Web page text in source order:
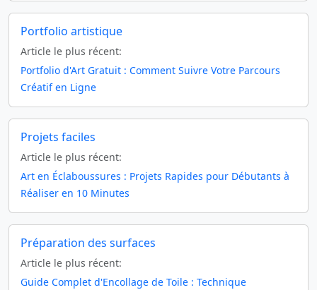
Portfolio artistique
Article le plus récent:
Portfolio d'Art Gratuit : Comment Suivre Votre Parcours
Créatif en Ligne
Projets faciles
Article le plus récent:
Art en Éclaboussures : Projets Rapides pour Débutants à
Réaliser en 10 Minutes
Préparation des surfaces
Article le plus récent:
Guide Complet d'Encollage de Toile : Technique